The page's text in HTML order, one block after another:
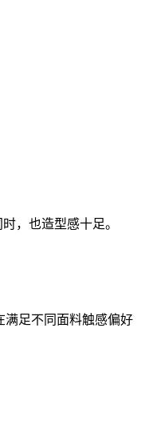
，也造型感十足。
满足不同面料触感偏好